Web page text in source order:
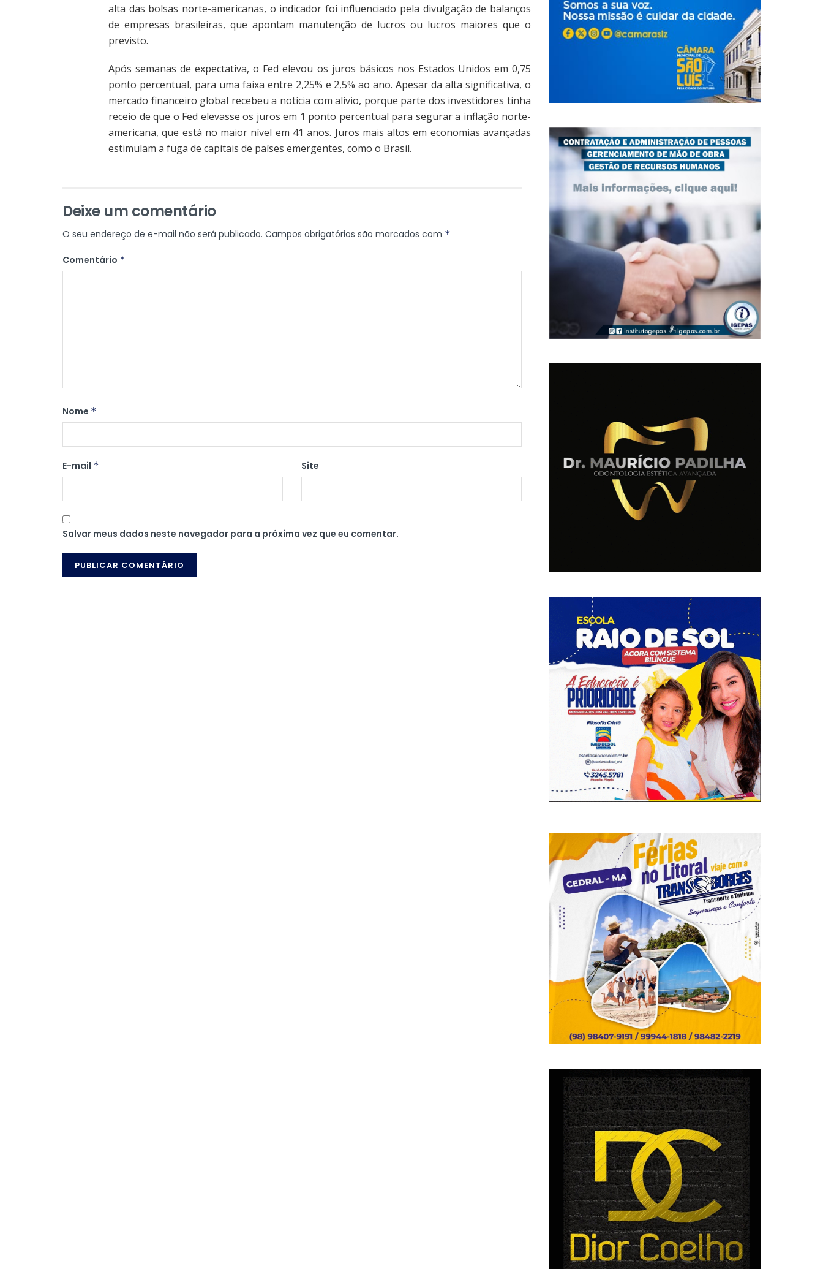
alta das bolsas norte-americanas, o indicador foi influenciado pela divulgação de balanços
de empresas brasileiras, que apontam manutenção de lucros ou lucros maiores que o
previsto.
Após semanas de expectativa, o Fed elevou os juros básicos nos Estados Unidos em 0,75
ponto percentual, para uma faixa entre 2,25% e 2,5% ao ano. Apesar da alta significativa, o
mercado financeiro global recebeu a notícia com alívio, porque parte dos investidores tinha
receio de que o Fed elevasse os juros em 1 ponto percentual para segurar a inflação norte-
americana, que está no maior nível em 41 anos. Juros mais altos em economias avançadas
estimulam a fuga de capitais de países emergentes, como o Brasil.
Deixe um comentário
O seu endereço de e-mail não será publicado. Campos obrigatórios são marcados com *
Comentário *
Nome *
E-mail * Site
Salvar meus dados neste navegador para a próxima vez que eu comentar.